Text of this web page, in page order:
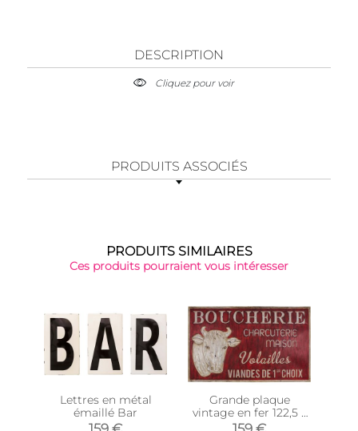
DESCRIPTION
Cliquez pour voir
PRODUITS ASSOCIÉS
PRODUITS SIMILAIRES
Ces produits pourraient vous intéresser
Lettres en métal
émaillé Bar
Grande plaque
vintage en fer 122,5 x
74 cm (Boucherie